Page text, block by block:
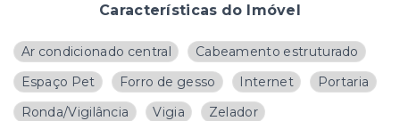
Características do Imóvel
Ar condicionado central
Cabeamento estruturado
Espaço Pet
Forro de gesso Internet
Portaria
Ronda/Vigilância
Vigia Zelador